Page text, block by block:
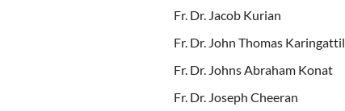
Fr. Dr. Jacob Kurian
Fr. Dr. John Thomas Karingattil
Fr. Dr. Johns Abraham Konat
Fr. Dr. Joseph Cheeran